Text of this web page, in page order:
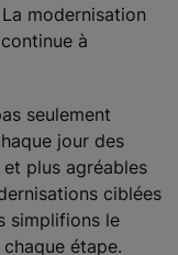
modernisation
à
seulement
jour des
plus agréables
ciblées
simplifions le
étape.